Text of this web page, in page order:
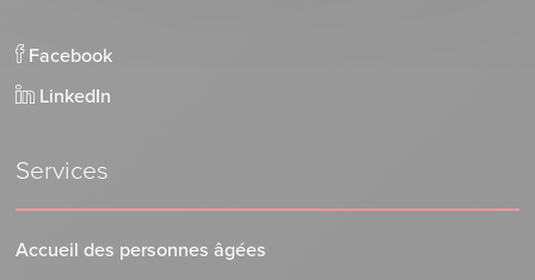
Facebook
LinkedIn
Services
Accueil des personnes âgées